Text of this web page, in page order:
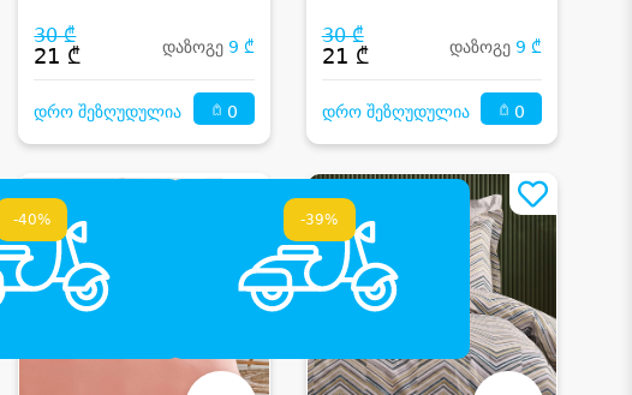
30 ₾
21 ₾ დაზოგე 9 ₾
დრო შეზღუდულია 0
30 ₾
21 ₾ დაზოგე 9 ₾
დრო შეზღუდულია 0
-40% -39%